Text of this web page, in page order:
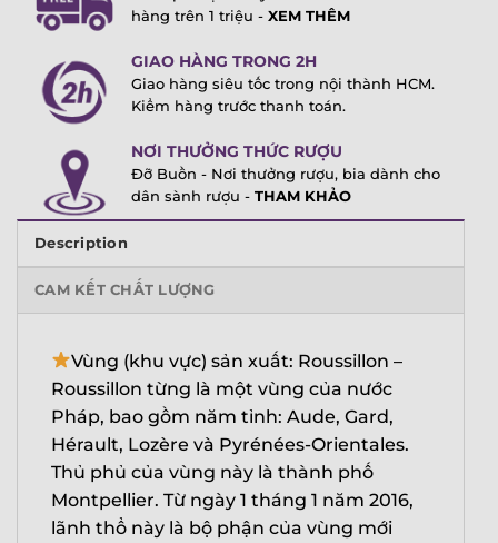
hàng trên 1 triệu - XEM THÊM
GIAO HÀNG TRONG 2H
Giao hàng siêu tốc trong nội thành HCM.
Kiểm hàng trước thanh toán.
NƠI THƯỞNG THỨC RƯỢU
Đỡ Buồn - Nơi thưởng rượu, bia dành cho
dân sành rượu - THAM KHẢO
Description
CAM KẾT CHẤT LƯỢNG
Vùng (khu vực) sản xuất: Roussillon –
Roussillon từng là một vùng của nước
Pháp, bao gồm năm tỉnh: Aude, Gard,
Hérault, Lozère và Pyrénées-Orientales.
Thủ phủ của vùng này là thành phố
Montpellier. Từ ngày 1 tháng 1 năm 2016,
lãnh thổ này là bộ phận của vùng mới